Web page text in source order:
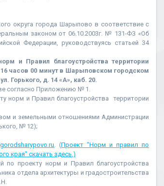
округа города Шарыпово в соответствие с
законом от 06.10.2003г. № 131-ФЗ «Об
Федерации, руководствуясь статьей 34
и Правил благоустройства территории
часов 00 минут в Шарыповском городском
Горького, д. 14 «А», каб. 20.
согласно Приложению № 1.
норм и Правил благоустройства территории
и земельными отношениями Администрации
№ 12);
. (Проект "Норм и правил по
края" скачать здесь.)
проекту норм и Правил благоустройства
отдела архитектуры и градостроительства